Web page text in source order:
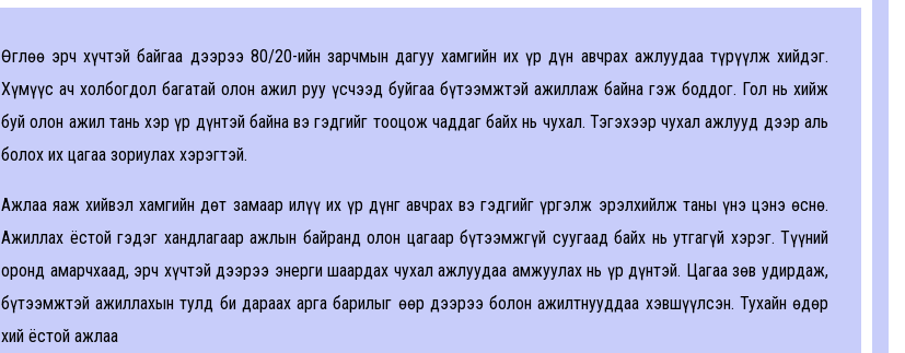
Өглөө эрч хүчтэй байгаа дээрээ 80/20-ийн зарчмын дагуу хамгийн их үр дүн авчрах ажлуудаа түрүүлж хийдэг.
Хүмүүс ач холбогдол багатай олон ажил руу үсчээд буйгаа бүтээмжтэй ажиллаж байна гэж боддог. Гол нь хийж
буй олон ажил тань хэр үр дүнтэй байна вэ гэдгийг тооцож чаддаг байх нь чухал. Тэгэхээр чухал ажлууд дээр аль
болох их цагаа зориулах хэрэгтэй.
Ажлаа яаж хийвэл хамгийн дөт замаар илүү их үр дүнг авчрах вэ гэдгийг үргэлж эрэлхийлж таны үнэ цэнэ өснө.
Ажиллах ёстой гэдэг хандлагаар ажлын байранд олон цагаар бүтээмжгүй суугаад байх нь утгагүй хэрэг. Түүний
оронд амарчхаад, эрч хүчтэй дээрээ энерги шаардах чухал ажлуудаа амжуулах нь үр дүнтэй. Цагаа зөв удирдаж,
бүтээмжтэй ажиллахын тулд би дараах арга барилыг өөр дээрээ болон ажилтнууддаа хэвшүүлсэн. Тухайн өдөр
хий ёстой ажлаа